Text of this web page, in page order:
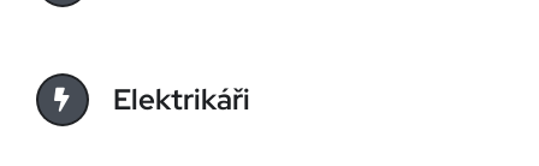
Elektrikáři